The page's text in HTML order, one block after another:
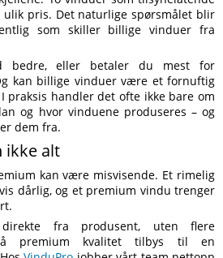
pris. Det naturlige spørsmålet blir
som skiller billige vinduer fra
bedre, eller betaler du mest for
kan billige vinduer være et fornuftig
praksis handler det ofte ikke bare om
og hvor vinduene produseres – og
dem fra.
ikke alt
kan være misvisende. Et rimelig
dårlig, og et premium vindu trenger
fra produsent, uten flere
premium kvalitet tilbys til en